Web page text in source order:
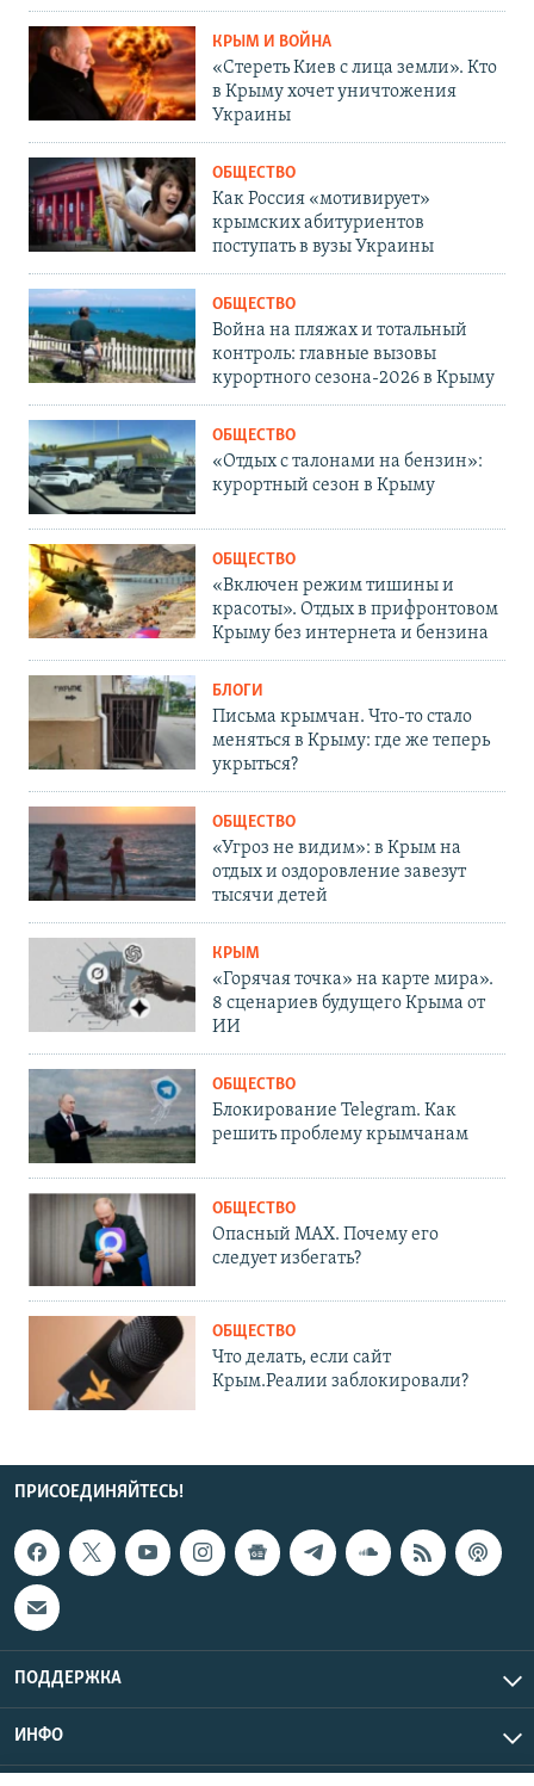
КРЫМ И ВОЙНА
«Стереть Киев с лица земли». Кто
в Крыму хочет уничтожения
Украины
ОБЩЕСТВО
Как Россия «мотивирует»
крымских абитуриентов
поступать в вузы Украины
ОБЩЕСТВО
Война на пляжах и тотальный
контроль: главные вызовы
курортного сезона-2026 в Крыму
ОБЩЕСТВО
«Отдых с талонами на бензин»:
курортный сезон в Крыму
ОБЩЕСТВО
«Включен режим тишины и
красоты». Отдых в прифронтовом
Крыму без интернета и бензина
БЛОГИ
Письма крымчан. Что-то стало
меняться в Крыму: где же теперь
укрыться?
ОБЩЕСТВО
«Угроз не видим»: в Крым на
отдых и оздоровление завезут
тысячи детей
КРЫМ
«Горячая точка» на карте мира».
8 сценариев будущего Крыма от
ИИ
ОБЩЕСТВО
Блокирование Telegram. Как
решить проблему крымчанам
ОБЩЕСТВО
Опасный MAX. Почему его
следует избегать?
ОБЩЕСТВО
Что делать, если сайт
Крым.Реалии заблокировали?
ПРИСОЕДИНЯЙТЕСЬ!
ПОДДЕРЖКА
ИНФО